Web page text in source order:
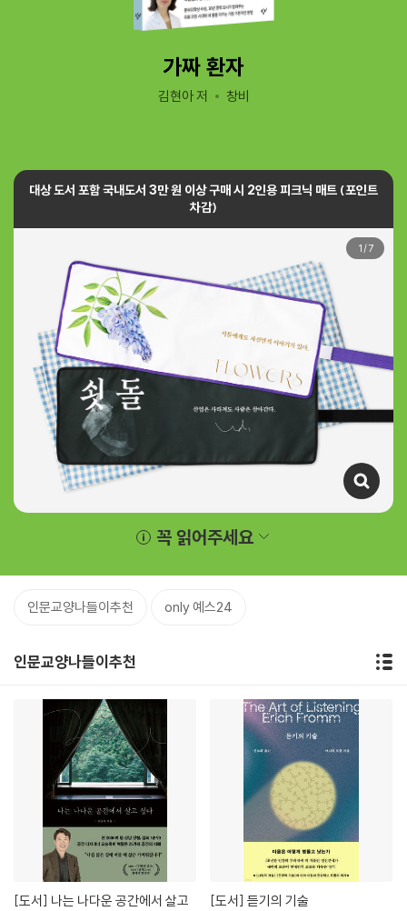
가짜 환자
김현아 저 창비
대상 도서 포함 국내도서 3만 원 이상 구매 시 2인용 피크닉 매트 (포인트
차감)
1 /7
꼭 읽어주세요
인문교양나들이추천 only 예스24
인문교양나들이추천
[도서] [도서] 듣기의 기술